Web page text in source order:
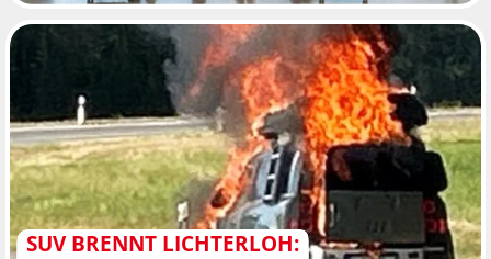
SUV BRENNT LICHTERLOH: